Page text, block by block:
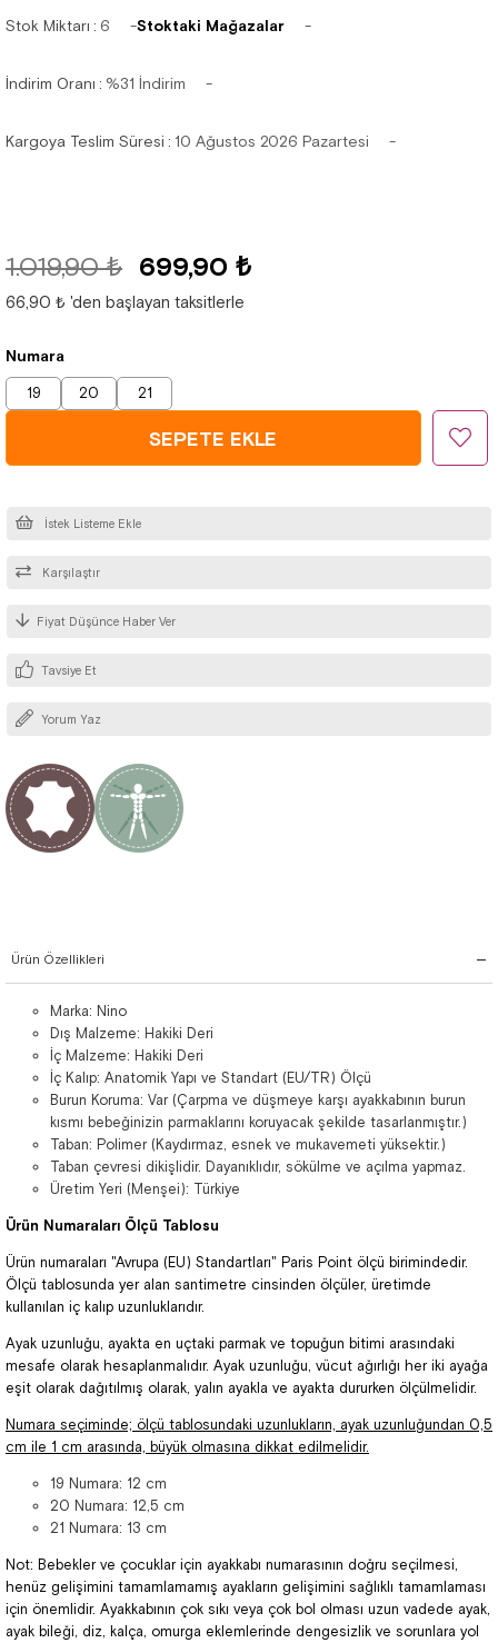
Stok Miktarı : 6 Stoktaki Mağazalar
İndirim Oranı : %31 İndirim
Kargoya Teslim Süresi : 10 Ağustos 2026 Pazartesi
1.019,90 ₺ 699,90 ₺
66,90 ₺ 'den başlayan taksitlerle
Numara
19 20 21
İstek Listeme Ekle
Karşılaştır
Fiyat Düşünce Haber Ver
Tavsiye Et
Yorum Yaz
Ürün Özellikleri
Marka: Nino
Dış Malzeme: Hakiki Deri
İç Malzeme: Hakiki Deri
İç Kalıp: Anatomik Yapı ve Standart (EU/TR) Ölçü
Burun Koruma: Var (Çarpma ve düşmeye karşı ayakkabının burun
kısmı bebeğinizin parmaklarını koruyacak şekilde tasarlanmıştır.)
Taban: Polimer (Kaydırmaz, esnek ve mukavemeti yüksektir.)
Taban çevresi dikişlidir. Dayanıklıdır, sökülme ve açılma yapmaz.
Üretim Yeri (Menşei): Türkiye
Ürün Numaraları Ölçü Tablosu
Ürün numaraları "Avrupa (EU) Standartları" Paris Point ölçü birimindedir.
Ölçü tablosunda yer alan santimetre cinsinden ölçüler, üretimde
kullanılan iç kalıp uzunluklarıdır.
Ayak uzunluğu, ayakta en uçtaki parmak ve topuğun bitimi arasındaki
mesafe olarak hesaplanmalıdır. Ayak uzunluğu, vücut ağırlığı her iki ayağa
eşit olarak dağıtılmış olarak, yalın ayakla ve ayakta dururken ölçülmelidir.
Numara seçiminde; ölçü tablosundaki uzunlukların, ayak uzunluğundan 0,5
cm ile 1 cm arasında, büyük olmasına dikkat edilmelidir.
19 Numara: 12 cm
20 Numara: 12,5 cm
21 Numara: 13 cm
Not: Bebekler ve çocuklar için ayakkabı numarasının doğru seçilmesi,
henüz gelişimini tamamlamamış ayakların gelişimini sağlıklı tamamlaması
için önemlidir. Ayakkabının çok sıkı veya çok bol olması uzun vadede ayak,
ayak bileği, diz, kalça, omurga eklemlerinde dengesizlik ve sorunlara yol